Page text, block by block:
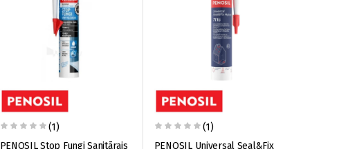
(1)
PENOSIL Stop Fungi Sanitārais
(1)
PENOSIL Universal Seal&Fix